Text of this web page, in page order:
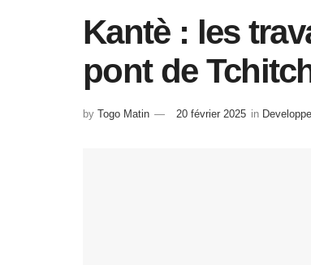
Kantè : les
pont de
by Togo Matin 20 février 2025 in